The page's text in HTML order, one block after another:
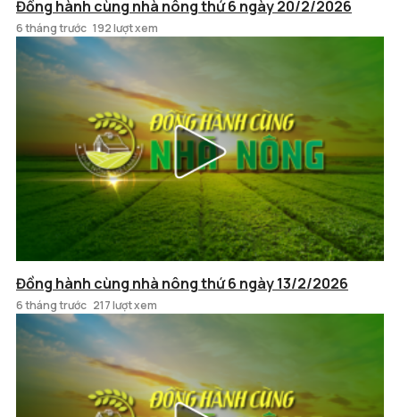
Đồng hành cùng nhà nông thứ 6 ngày 20/2/2026
6 tháng trước 192 lượt xem
Đồng hành cùng nhà nông thứ 6 ngày 13/2/2026
6 tháng trước 217 lượt xem